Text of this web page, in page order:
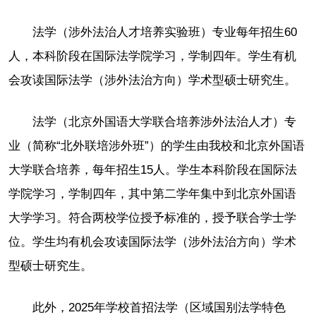
法学（涉外法治人才培养实验班）专业每年招生60
人，本科阶段在国际法学院学习，学制四年。学生有机
会攻读国际法学（涉外法治方向）学术型硕士研究生。
法学（北京外国语大学联合培养涉外法治人才）专
业（简称“北外联培涉外班”）的学生由我校和北京外国语
大学联合培养，每年招生15人。学生本科阶段在国际法
学院学习，学制四年，其中第二学年集中到北京外国语
大学学习。符合两校学位授予标准的，授予联合学士学
位。学生均有机会攻读国际法学（涉外法治方向）学术
型硕士研究生。
此外，2025年学校首招法学（区域国别法学特色